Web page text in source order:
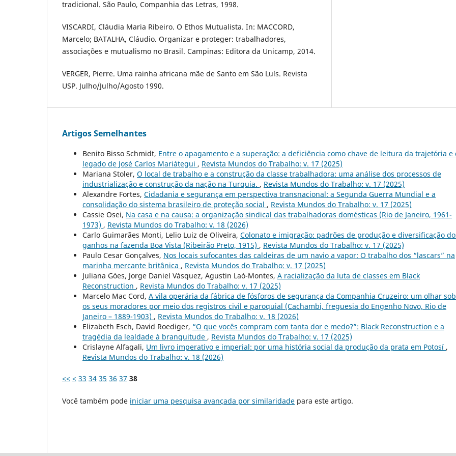
tradicional. São Paulo, Companhia das Letras, 1998.
VISCARDI, Cláudia Maria Ribeiro. O Ethos Mutualista. In: MACCORD,
Marcelo; BATALHA, Cláudio. Organizar e proteger: trabalhadores,
associações e mutualismo no Brasil. Campinas: Editora da Unicamp, 2014.
VERGER, Pierre. Uma rainha africana mãe de Santo em São Luís. Revista
USP. Julho/Julho/Agosto 1990.
Artigos Semelhantes
Benito Bisso Schmidt, Entre o apagamento e a superação: a deficiência como chave de leitura da trajetória e
legado de José Carlos Mariátegui , Revista Mundos do Trabalho: v. 17 (2025)
Mariana Stoler, O local de trabalho e a construção da classe trabalhadora: uma análise dos processos de
industrialização e construção da nação na Turquia. , Revista Mundos do Trabalho: v. 17 (2025)
Alexandre Fortes, Cidadania e segurança em perspectiva transnacional: a Segunda Guerra Mundial e a
consolidação do sistema brasileiro de proteção social , Revista Mundos do Trabalho: v. 17 (2025)
Cassie Osei, Na casa e na causa: a organização sindical das trabalhadoras domésticas (Rio de Janeiro, 1961-
1973) , Revista Mundos do Trabalho: v. 18 (2026)
Carlo Guimarães Monti, Lelio Luiz de Oliveira, Colonato e imigração: padrões de produção e diversificação
ganhos na fazenda Boa Vista (Ribeirão Preto, 1915) , Revista Mundos do Trabalho: v. 17 (2025)
Paulo Cesar Gonçalves, Nos locais sufocantes das caldeiras de um navio a vapor: O trabalho dos “lascars” na
marinha mercante britânica , Revista Mundos do Trabalho: v. 17 (2025)
Juliana Góes, Jorge Daniel Vásquez, Agustin Laó-Montes, A racialização da luta de classes em Black
Reconstruction , Revista Mundos do Trabalho: v. 17 (2025)
Marcelo Mac Cord, A vila operária da fábrica de fósforos de segurança da Companhia Cruzeiro: um olhar
os seus moradores por meio dos registros civil e paroquial (Cachambi, freguesia do Engenho Novo, Rio de
Janeiro – 1889-1903) , Revista Mundos do Trabalho: v. 18 (2026)
Elizabeth Esch, David Roediger, “O que vocês compram com tanta dor e medo?”: Black Reconstruction e a
tragédia da lealdade à branquitude , Revista Mundos do Trabalho: v. 17 (2025)
Crislayne Alfagali, Um livro imperativo e imperial: por uma história social da produção da prata em Potosí ,
Revista Mundos do Trabalho: v. 18 (2026)
<< < 33 34 35 36 37 38
Você também pode iniciar uma pesquisa avançada por similaridade para este artigo.